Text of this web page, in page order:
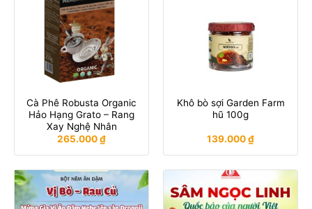
Cà Phê Robusta Organic
Hảo Hạng Grato – Rang
Xay Nghệ Nhân
265.000₫
Khô bò sợi Garden Farm
hũ 100g
139.000₫